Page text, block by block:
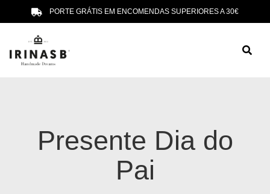
PORTE GRÁTIS EM ENCOMENDAS SUPERIORES A 30€
Presente Dia do
Pai